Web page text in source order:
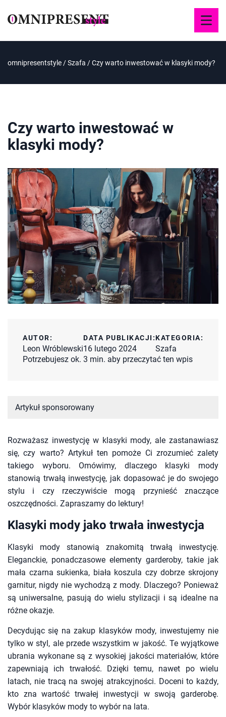
omnipresentstyle /Szafa /Czy warto inwestować w klasyki mody?
Czy warto inwestować w
klasyki mody?
AUTOR:
Leon Wróblewski
DATA PUBLIKACJI:
16 lutego 2024
KATEGORIA:
Szafa
Potrzebujesz ok. 3 min. aby przeczytać ten wpis
Artykuł sponsorowany
Rozważasz inwestycję w klasyki mody, ale zastanawiasz
się, czy warto? Artykuł ten pomoże Ci zrozumieć zalety
takiego wyboru. Omówimy, dlaczego klasyki mody
stanowią trwałą inwestycję, jak dopasować je do swojego
stylu i czy rzeczywiście mogą przynieść znaczące
oszczędności. Zapraszamy do lektury!
Klasyki mody jako trwała inwestycja
Klasyki mody stanowią znakomitą trwałą inwestycję.
Eleganckie, ponadczasowe elementy garderoby, takie jak
mała czarna sukienka, biała koszula czy dobrze skrojony
garnitur, nigdy nie wychodzą z mody. Dlaczego? Ponieważ
są uniwersalne, pasują do wielu stylizacji i są idealne na
różne okazje.
Decydując się na zakup klasyków mody, inwestujemy nie
tylko w styl, ale przede wszystkim w jakość. Te wyjątkowe
ubrania wykonane są z wysokiej jakości materiałów, które
zapewniają ich trwałość. Dzięki temu, nawet po wielu
latach, nie tracą na swojej atrakcyjności. Doceni to każdy,
kto zna wartość trwałej inwestycji w swoją garderobę.
Wybór klasyków mody to wybór na lata.